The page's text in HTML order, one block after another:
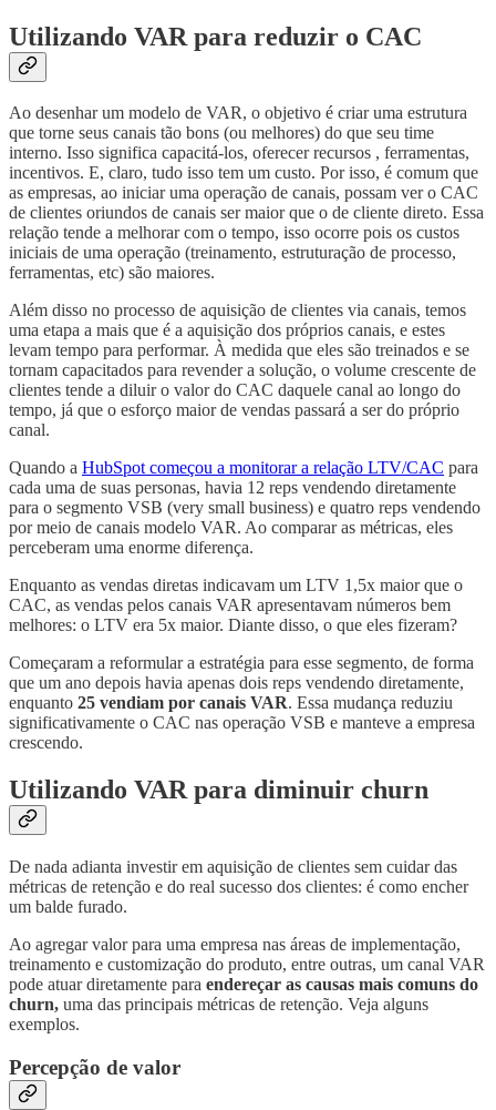
Utilizando VAR para reduzir o CAC
Ao desenhar um modelo de VAR, o objetivo é criar uma estrutura
que torne seus canais tão bons (ou melhores) do que seu time
interno. Isso significa capacitá-los, oferecer recursos , ferramentas,
incentivos. E, claro, tudo isso tem um custo. Por isso, é comum que
as empresas, ao iniciar uma operação de canais, possam ver o CAC
de clientes oriundos de canais ser maior que o de cliente direto. Essa
relação tende a melhorar com o tempo, isso ocorre pois os custos
iniciais de uma operação (treinamento, estruturação de processo,
ferramentas, etc) são maiores.
Além disso no processo de aquisição de clientes via canais, temos
uma etapa a mais que é a aquisição dos próprios canais, e estes
levam tempo para performar. À medida que eles são treinados e se
tornam capacitados para revender a solução, o volume crescente de
clientes tende a diluir o valor do CAC daquele canal ao longo do
tempo, já que o esforço maior de vendas passará a ser do próprio
canal.
Quando a HubSpot começou a monitorar a relação LTV/CAC para
cada uma de suas personas, havia 12 reps vendendo diretamente
para o segmento VSB (very small business) e quatro reps vendendo
por meio de canais modelo VAR. Ao comparar as métricas, eles
perceberam uma enorme diferença.
Enquanto as vendas diretas indicavam um LTV 1,5x maior que o
CAC, as vendas pelos canais VAR apresentavam números bem
melhores: o LTV era 5x maior. Diante disso, o que eles fizeram?
Começaram a reformular a estratégia para esse segmento, de forma
que um ano depois havia apenas dois reps vendendo diretamente,
enquanto 25 vendiam por canais VAR. Essa mudança reduziu
significativamente o CAC nas operação VSB e manteve a empresa
crescendo.
Utilizando VAR para diminuir churn
De nada adianta investir em aquisição de clientes sem cuidar das
métricas de retenção e do real sucesso dos clientes: é como encher
um balde furado.
Ao agregar valor para uma empresa nas áreas de implementação,
treinamento e customização do produto, entre outras, um canal VAR
pode atuar diretamente para endereçar as causas mais comuns do
churn, uma das principais métricas de retenção. Veja alguns
exemplos.
Percepção de valor